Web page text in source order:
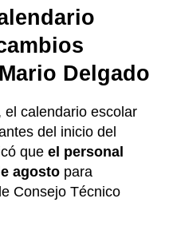
Delgado
el calendario escolar
del inicio del
que el personal
agosto para
Consejo Técnico